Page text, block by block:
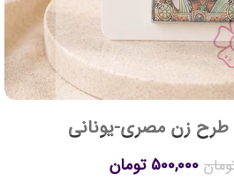
طرح زن مصری-یونانی
500,000 تومان